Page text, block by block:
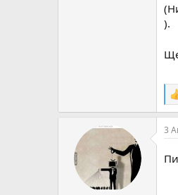
).
R
e
a
c
i
o
3